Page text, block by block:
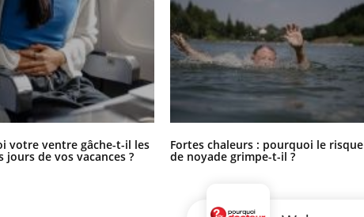
votre ventre gâche-t-il les
jours de vos vacances ?
Fortes chaleurs : pourquoi le risque
de noyade grimpe-t-il ?